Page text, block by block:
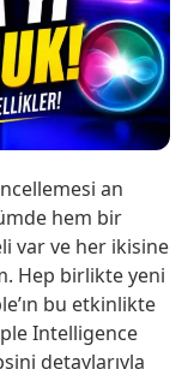
an
hem bir
var ve her ikisine
Hep birlikte yeni
bu etkinlikte
Intelligence
detaylarıyla